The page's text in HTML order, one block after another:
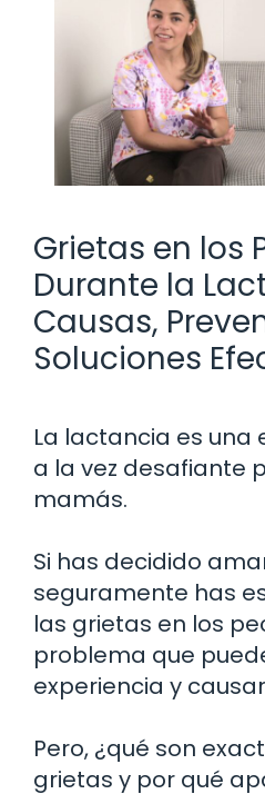
Grietas en los
Durante la
Causas,
Soluciones
La lactancia es
a la vez desafiante
mamás.
Si has decidido
seguramente has
las grietas en los
problema que
experiencia y
Pero, ¿qué son
grietas y por qué